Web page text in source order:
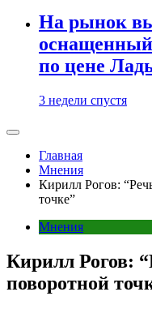
На рынок
по цене
3 недели спустя
Главная
Мнения
Кирилл Рогов:
точке”
Мнения
Кирилл Рогов:
поворотной